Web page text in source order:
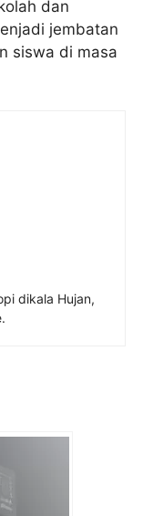
dan
jembatan
siswa di masa
dikala Hujan,